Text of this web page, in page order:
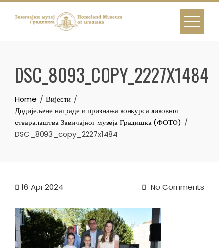
Skip
DSC_8093_COPY_2227X1484
Home
Вијести
Додијељене награде и признања конкурса ликовног
стваралаштва Завичајног музеја Градишка (ФОТО)
DSC_8093_copy_2227x1484
16 Apr 2024 No Comments